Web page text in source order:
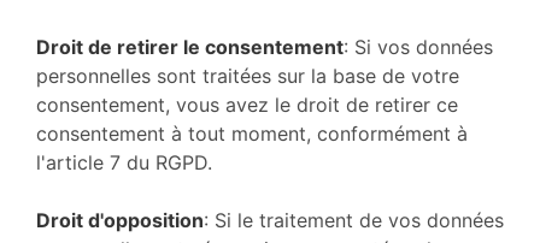
Droit de retirer le consentement: Si vos données
personnelles sont traitées sur la base de votre
consentement, vous avez le droit de retirer ce
consentement à tout moment, conformément à
l'article 7 du RGPD.
Droit d'opposition: Si le traitement de vos données